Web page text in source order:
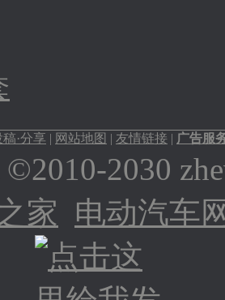
稿·分享 | 网站地图 | 友情链接 | 广告服
©2010-2030
家 电动汽车